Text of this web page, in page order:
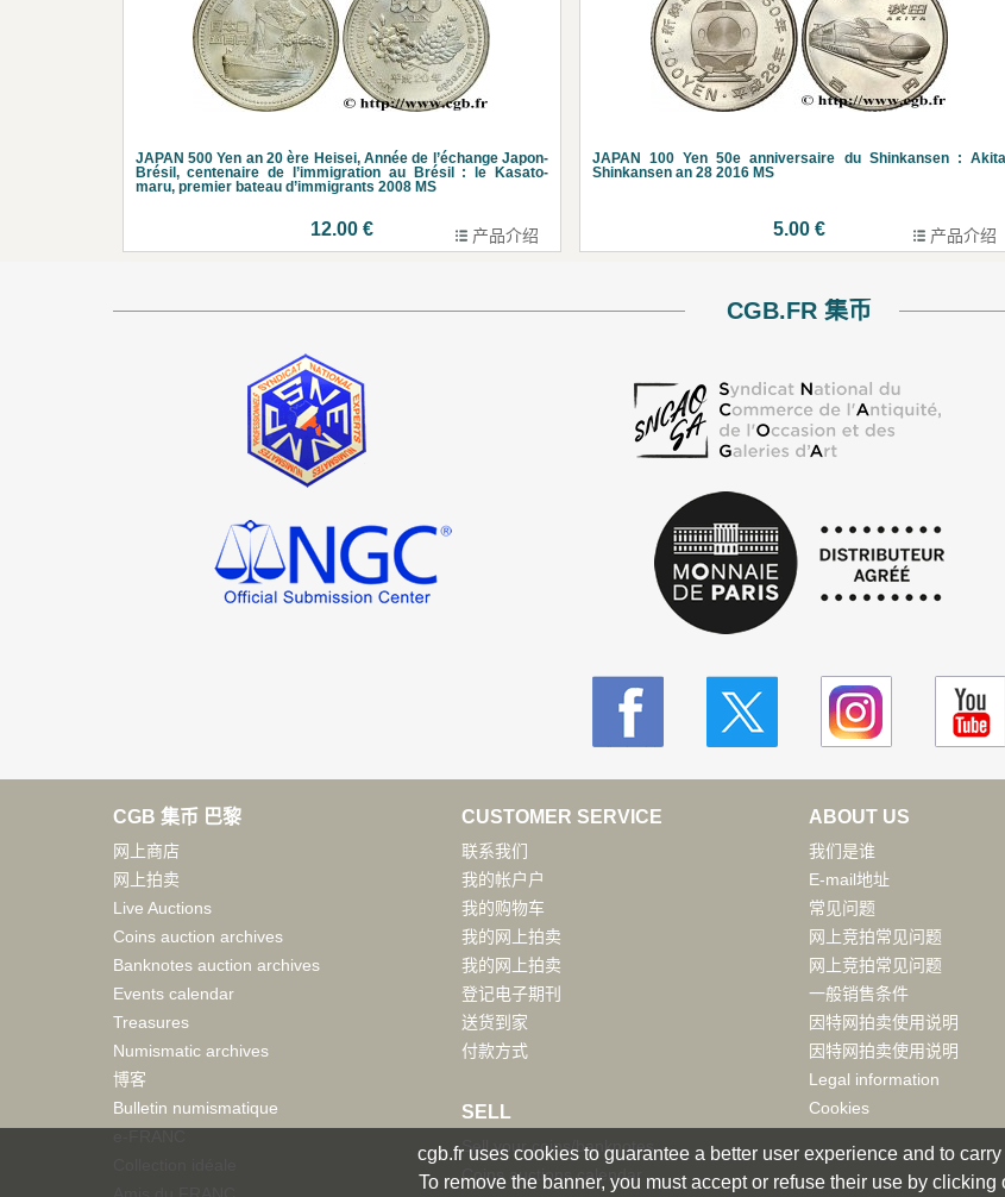
JAPAN 500 Yen an 20 ère Heisei, Année de l’échange Japon-
Brésil, centenaire de l’immigration au Brésil : le Kasato-
maru, premier bateau d’immigrants 2008 MS
12.00 € 产品介绍
JAPAN 100 Yen 50e anniversaire du Shinkansen : Akita
Shinkansen an 28 2016 MS
5.00 € 产品介绍
CGB.FR 集币
CGB 集币 巴黎
网上商店
网上拍卖
Live Auctions
Coins auction archives
Banknotes auction archives
Events calendar
Treasures
Numismatic archives
博客
Bulletin numismatique
CUSTOMER SERVICE
联系我们
我的帐户户
我的购物车
我的网上拍卖
我的网上拍卖
登记电子期刊
送货到家
付款方式
SELL
Sell your coins/banknotes
Coins auctions calendar
ABOUT US
我们是谁
E-mail地址
常见问题
网上竞拍常见问题
网上竞拍常见问题
一般销售条件
因特网拍卖使用说明
因特网拍卖使用说明
Legal information
Cookies
cgb.fr uses cookies to guarantee a better user experience and to
To remove the banner, you must accept or refuse their use by